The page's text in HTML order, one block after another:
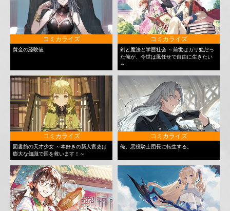
コミカライズ
黄金の経験値
コミカライズ
剣と魔法と学歴社会 ～前世はガリ勉だっ
た俺が、今世は風任せで自由に生きたい
～
コミカライズ
図書館の天才少女 ～本好きの新人官吏は
膨大な知識で国を救います！～
コミカライズ
俺、悪役騎士団長に転生する。